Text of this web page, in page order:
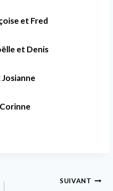
et Fred
et Denis
SUIVANT